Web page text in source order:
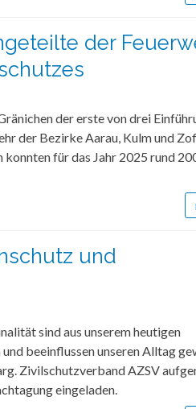
der
der erste von drei
der Bezirke Aarau, Kulm und
für das Jahr 2025 rund
und
sind aus unserem heutigen
beeinflussen unseren Alltag
Zivilschutzverband AZSV
eingeladen.